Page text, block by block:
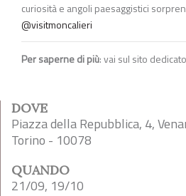
curiosità e angoli paesaggistici
@visitmoncalieri
Per saperne di più: vai sul sito
DOVE
Piazza della Repubblica, 4,
Torino - 10078
QUANDO
21/09, 19/10